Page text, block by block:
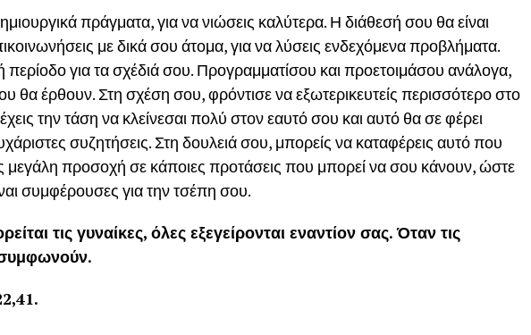
πράγματα, για να νιώσεις καλύτερα. Η διάθεσή σου θα είναι
με δικά σου άτομα, για να λύσεις ενδεχόμενα προβλήματα.
περίοδο για τα σχέδιά σου. Προγραμματίσου και προετοιμάσου ανάλογα,
θα έρθουν. Στη σχέση σου, φρόντισε να εξωτερικευτείς περισσότερο στο
την τάση να κλείνεσαι πολύ στον εαυτό σου και αυτό θα σε φέρει
συζητήσεις. Στη δουλειά σου, μπορείς να καταφέρεις αυτό που
μεγάλη προσοχή σε κάποιες προτάσεις που μπορεί να σου κάνουν, ώστε
συμφέρουσες για την τσέπη σου.
τις γυναίκες, όλες εξεγείρονται εναντίον σας. Όταν τις
συμφωνούν.